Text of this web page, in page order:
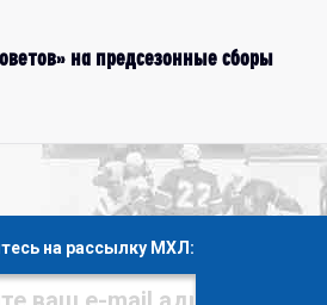
на предсезонные сборы
на рассылку МХЛ: